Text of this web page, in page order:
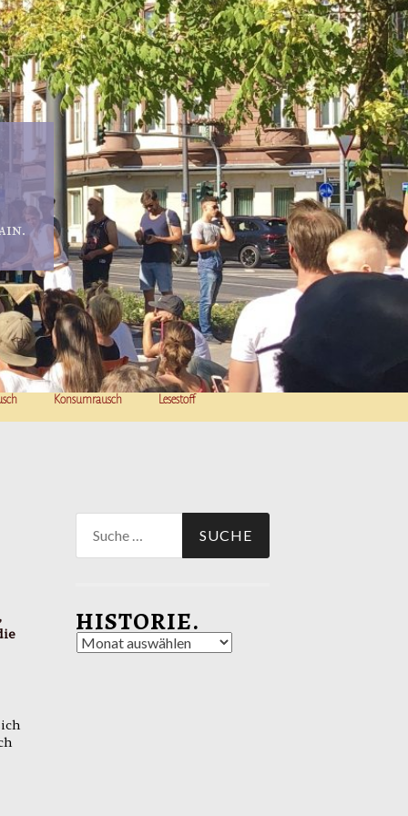
Konsumrausch Lesestoff
nach:
HISTORIE.
Historie.